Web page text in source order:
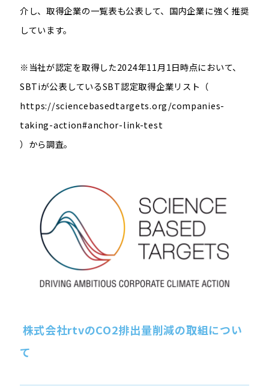
介し、取得企業の一覧表も公表して、国内企業に強く推奨
しています。
※当社が認定を取得した2024年11月1日時点において、
SBTiが公表しているSBT認定取得企業リスト （
https://sciencebasedtargets.org/companies-
taking-action#anchor-link-test
）から調査。
株式会社rtvのCO2排出量削減の取組につい
て